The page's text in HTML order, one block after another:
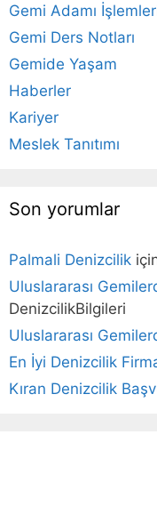
Gemi Adamı
Gemi Ders Notları
Gemide Yaşam
Haberler
Kariyer
Meslek Tanıtımı
Son yorumlar
Palmali Denizcilik
Uluslararası
DenizcilikBilgileri
Uluslararası
En İyi Denizcilik
Kıran Denizcilik